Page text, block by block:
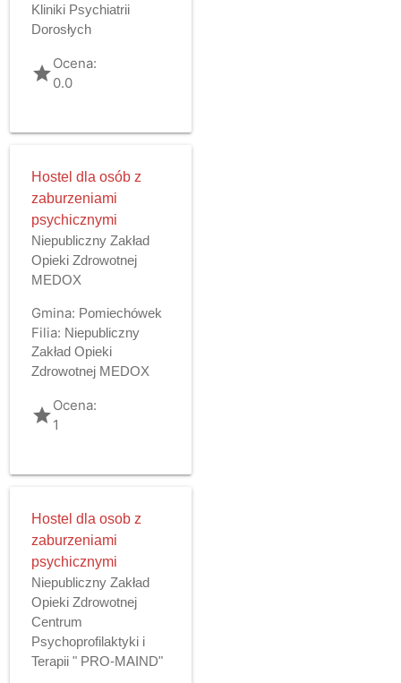
Kliniki Psychiatrii
Dorosłych
gradeOcena:
0.0
Hostel dla osób z
zaburzeniami
psychicznymi
Niepubliczny Zakład
Opieki Zdrowotnej
MEDOX
Gmina: Pomiechówek
Filia: Niepubliczny
Zakład Opieki
Zdrowotnej MEDOX
gradeOcena:
1
Hostel dla osob z
zaburzeniami
psychicznymi
Niepubliczny Zakład
Opieki Zdrowotnej
Centrum
Psychoprofilaktyki i
Terapii " PRO-MAIND"